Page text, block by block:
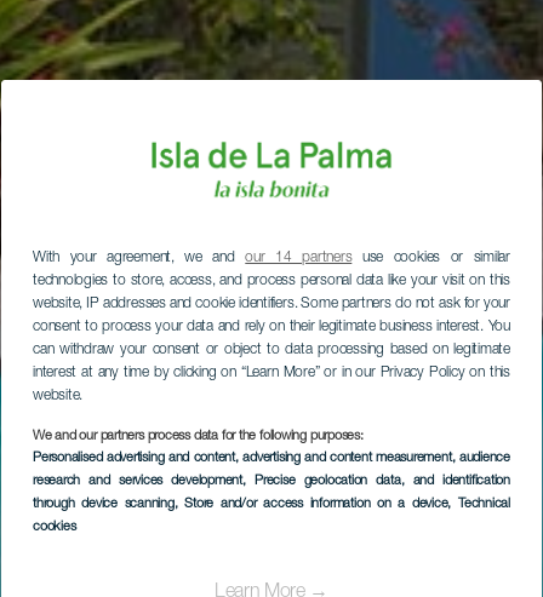
With your agreement, we andour 14 partnersuse cookies or similar
technologies to store, access, and process personal data like your visit on this
website, IP addresses and cookie identifiers. Some partners do not ask for your
consent to process your data and rely on their legitimate business interest. You
can withdraw your consent or object to data processing based on legitimate
interest at any time by clicking on “Learn More” or in our Privacy Policy on this
website.
We and our partners process data for the following purposes:
Personalised advertising and content, advertising and content measurement, audience
research and services development, Precise geolocation data, and identification
through device scanning, Store and/or access information on a device, Technical
cookies